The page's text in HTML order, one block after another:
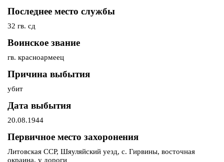
Последнее место службы
32 гв. сд
Воинское звание
гв. красноармеец
Причина выбытия
убит
Дата выбытия
20.08.1944
Первичное место захоронения
Литовская ССР, Шяуляйский уезд, с. Гирвины, восточная
окраина, у дороги